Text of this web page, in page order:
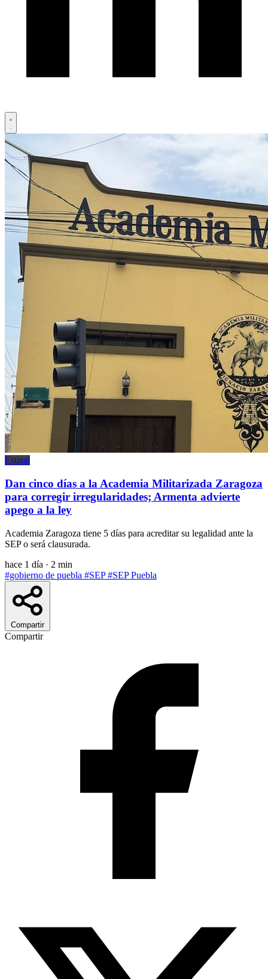
Estatal
Dan cinco días a la Academia Militarizada Zaragoza
para corregir irregularidades; Armenta advierte
apego a la ley
Academia Zaragoza tiene 5 días para acreditar su legalidad ante la
SEP o será clausurada.
hace 1 día · 2 min
#gobierno de puebla #SEP#SEP Puebla
Compartir
Compartir